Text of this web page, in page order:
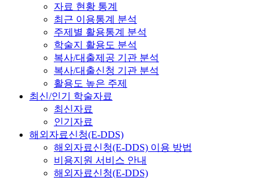
자료 현황 통계
최근 이용통계 분석
주제별 활용통계 분석
학술지 활용도 분석
복사/대출제공 기관 분석
복사/대출신청 기관 분석
활용도 높은 주제
최신/인기 학술자료
최신자료
인기자료
해외자료신청(E-DDS)
해외자료신청(E-DDS) 이용 방법
비용지원 서비스 안내
해외자료신청(E-DDS)